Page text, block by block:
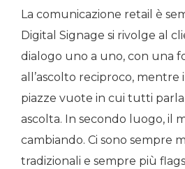
La comunicazione retail è
Digital Signage si rivolge al
dialogo uno a uno, con una
all’ascolto reciproco, mentre
piazze vuote in cui tutti
ascolta. In secondo luogo, il
cambiando. Ci sono sempre
tradizionali e sempre più